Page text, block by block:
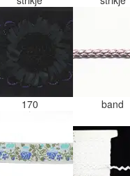
170 band